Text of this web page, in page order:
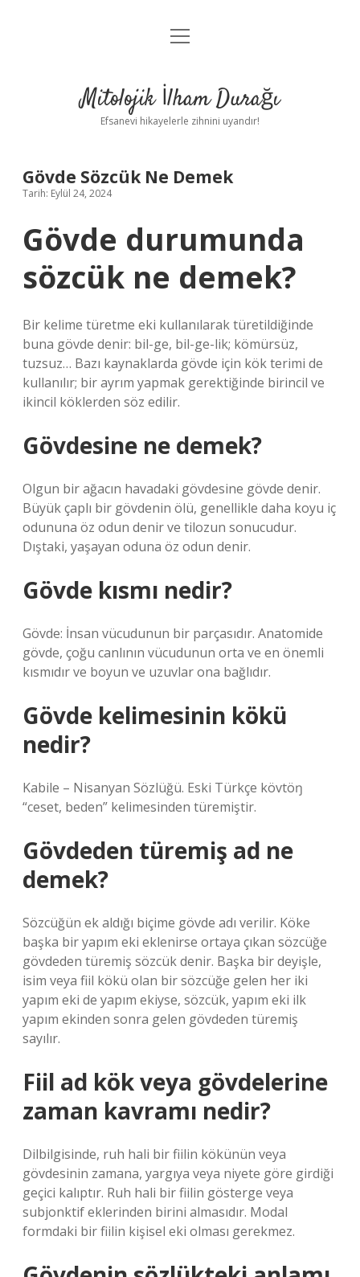
Anasayfa
Yasal Uyarı
menüyü
Mitolojik İlham Durağı
Efsanevi hikayelerle zihnini uyandır!
Gövde Sözcük Ne Demek
Tarih: Eylül 24, 2024
Gövde durumunda
sözcük ne demek?
Bir kelime türetme eki kullanılarak türetildiğinde
buna gövde denir: bil-ge, bil-ge-lik; kömürsüz,
tuzsuz… Bazı kaynaklarda gövde için kök terimi de
kullanılır; bir ayrım yapmak gerektiğinde birincil ve
ikincil köklerden söz edilir.
Gövdesine ne demek?
Olgun bir ağacın havadaki gövdesine gövde denir.
Büyük çaplı bir gövdenin ölü, genellikle daha koyu iç
odununa öz odun denir ve tilozun sonucudur.
Dıştaki, yaşayan oduna öz odun denir.
Gövde kısmı nedir?
Gövde: İnsan vücudunun bir parçasıdır. Anatomide
gövde, çoğu canlının vücudunun orta ve en önemli
kısmıdır ve boyun ve uzuvlar ona bağlıdır.
Gövde kelimesinin kökü
nedir?
Kabile – Nisanyan Sözlüğü. Eski Türkçe kövtöŋ
“ceset, beden” kelimesinden türemiştir.
Gövdeden türemiş ad ne
demek?
Sözcüğün ek aldığı biçime gövde adı verilir. Köke
başka bir yapım eki eklenirse ortaya çıkan sözcüğe
gövdeden türemiş sözcük denir. Başka bir deyişle,
isim veya fiil kökü olan bir sözcüğe gelen her iki
yapım eki de yapım ekiyse, sözcük, yapım eki ilk
yapım ekinden sonra gelen gövdeden türemiş
sayılır.
Fiil ad kök veya gövdelerine
zaman kavramı nedir?
Dilbilgisinde, ruh hali bir fiilin kökünün veya
gövdesinin zamana, yargıya veya niyete göre girdiği
geçici kalıptır. Ruh hali bir fiilin gösterge veya
subjonktif eklerinden birini almasıdır. Modal
formdaki bir fiilin kişisel eki olması gerekmez.